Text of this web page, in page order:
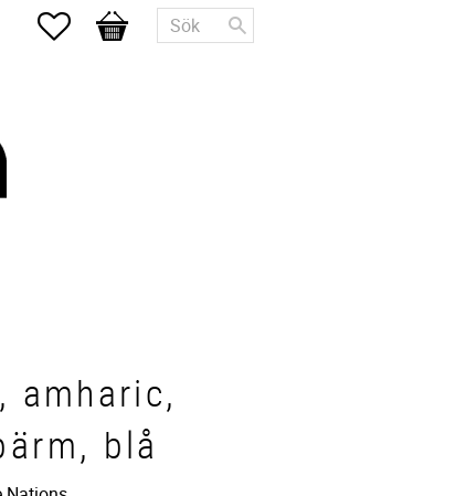
Favoriter
Kundvagn
amharic,
blå